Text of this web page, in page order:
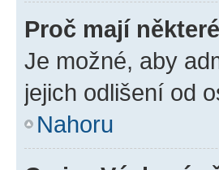
Proč mají
Je možné, aby
jejich odlišení od
Nahoru